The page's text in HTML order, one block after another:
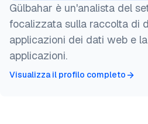
Gülbahar è un'analista del
focalizzata sulla raccolta di
applicazioni dei dati web e
applicazioni.
Visualizza il profilo completo